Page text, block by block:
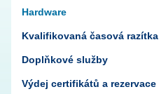
Hardware
Kvalifikovaná časová razítka
Doplňkové služby
Výdej certifikátů a rezervace